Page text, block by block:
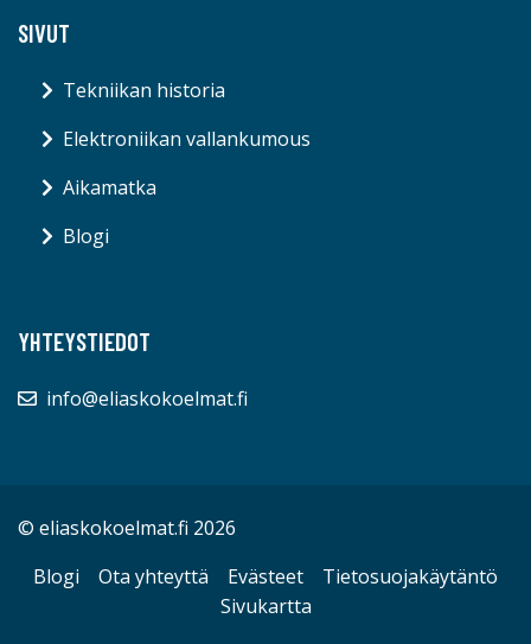
SIVUT
Tekniikan historia
Elektroniikan vallankumous
Aikamatka
Blogi
YHTEYSTIEDOT
info@eliaskokoelmat.fi
© eliaskokoelmat.fi 2026
Blogi
Ota yhteyttä Evästeet
Tietosuojakäytäntö
Sivukartta